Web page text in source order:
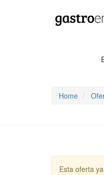
Home
Esta oferta